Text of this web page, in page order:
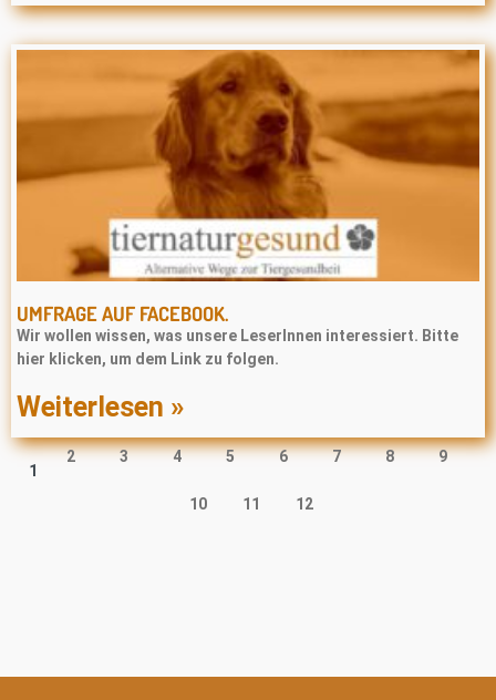
UMFRAGE AUF FACEBOOK.
Wir wollen wissen, was unsere LeserInnen interessiert. Bitte
hier klicken, um dem Link zu folgen.
Weiterlesen »
1
2 3 4 5 6 7 8 9
10 11 12